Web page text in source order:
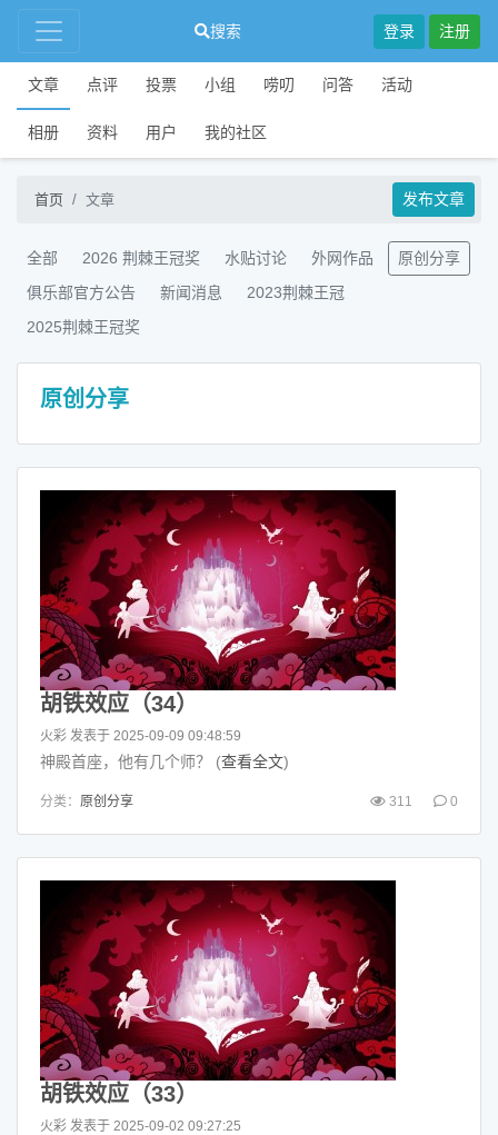
搜索 登录 注册
文章 点评 投票 小组 唠叨 问答 活动
相册 资料 用户 我的社区
首页 文章 发布文章
全部 2026 荆棘王冠奖 水贴讨论 外网作品
原创分享
俱乐部官方公告
新闻消息
2023荆棘王冠
2025荆棘王冠奖
原创分享
胡铁效应（34）
火彩 发表于 2025-09-09 09:48:59
神殿首座，他有几个师？ (查看全文)
分类： 原创分享 311 0
胡铁效应（33）
火彩 发表于 2025-09-02 09:27:25